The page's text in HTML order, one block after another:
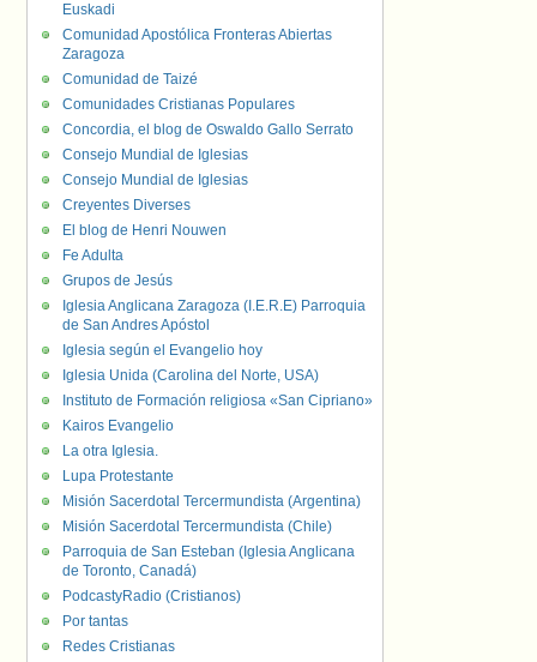
Euskadi
Comunidad Apostólica Fronteras Abiertas
Zaragoza
Comunidad de Taizé
Comunidades Cristianas Populares
Concordia, el blog de Oswaldo Gallo Serrato
Consejo Mundial de Iglesias
Consejo Mundial de Iglesias
Creyentes Diverses
El blog de Henri Nouwen
Fe Adulta
Grupos de Jesús
Iglesia Anglicana Zaragoza (I.E.R.E) Parroquia
de San Andres Apóstol
Iglesia según el Evangelio hoy
Iglesia Unida (Carolina del Norte, USA)
Instituto de Formación religiosa «San Cipriano»
Kairos Evangelio
La otra Iglesia.
Lupa Protestante
Misión Sacerdotal Tercermundista (Argentina)
Misión Sacerdotal Tercermundista (Chile)
Parroquia de San Esteban (Iglesia Anglicana
de Toronto, Canadá)
PodcastyRadio (Cristianos)
Por tantas
Redes Cristianas